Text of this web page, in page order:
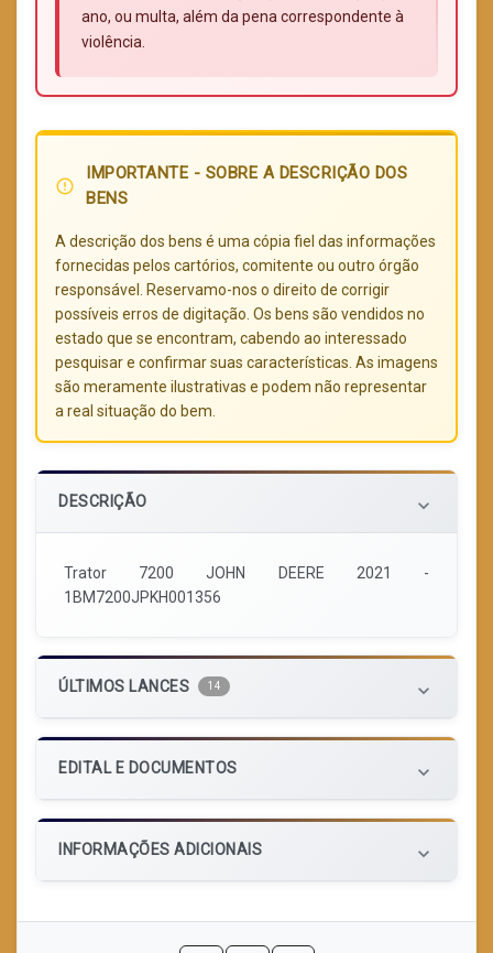
ano, ou multa, além da pena correspondente à
violência.
error_outline
IMPORTANTE - SOBRE A DESCRIÇÃO DOS
BENS
A descrição dos bens é uma cópia fiel das informações
fornecidas pelos cartórios, comitente ou outro órgão
responsável. Reservamo-nos o direito de corrigir
possíveis erros de digitação. Os bens são vendidos no
estado que se encontram, cabendo ao interessado
pesquisar e confirmar suas características. As imagens
são meramente ilustrativas e podem não representar
a real situação do bem.
DESCRIÇÃO keyboard_arrow_down
Trator 7200 JOHN DEERE 2021 -
1BM7200JPKH001356
ÚLTIMOS LANCES 14 keyboard_arrow_down
EDITAL E DOCUMENTOS keyboard_arrow_down
INFORMAÇÕES ADICIONAIS keyboard_arrow_down